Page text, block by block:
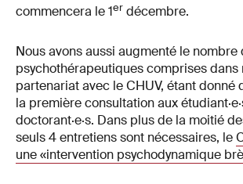
commencera le 1er décembre.
Nous avons aussi augmenté le
psychothérapeutiques comprises dans
partenariat avec le CHUV, étant donné
la première consultation aux
doctorant·e·s. Dans plus de la moitié
seuls 4 entretiens sont nécessaires, le
une «intervention psychodynamique